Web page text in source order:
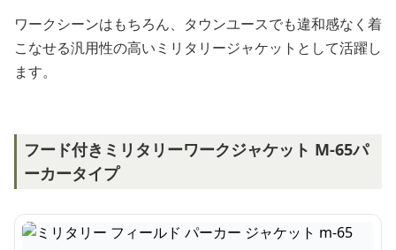
ワークシーンはもちろん、タウンユースでも違和感なく着
こなせる汎用性の高いミリタリージャケットとして活躍し
ます。
フード付きミリタリーワークジャケット M-65パ
ーカータイプ